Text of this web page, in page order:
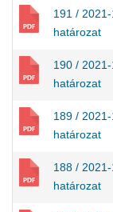
191 /
határozat
190 /
határozat
189 /
határozat
188 /
határozat